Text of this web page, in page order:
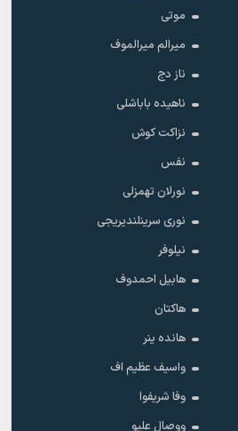
موتی
میرالم میرالموف
ناز دج
ناهیده باباشلی
نزاکت کوش
نفس
نورلان تهمزلی
نوری سرینلندیریجی
نیلوفر
هابیل احمدوف
هاکتان
هانده ینر
واسیف عظیم اف
وفا شریفوا
ووصال علیو